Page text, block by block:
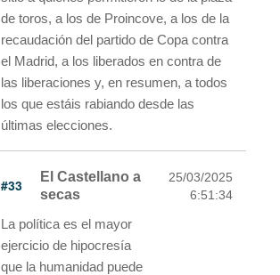
de toros, a los de Proincove, a los de la
recaudación del partido de Copa contra
el Madrid, a los liberados en contra de
las liberaciones y, en resumen, a todos
los que estáis rabiando desde las
últimas elecciones.
#33
El Castellano a
secas
25/03/2025
6:51:34
La política es el mayor
ejercicio de hipocresía
que la humanidad puede